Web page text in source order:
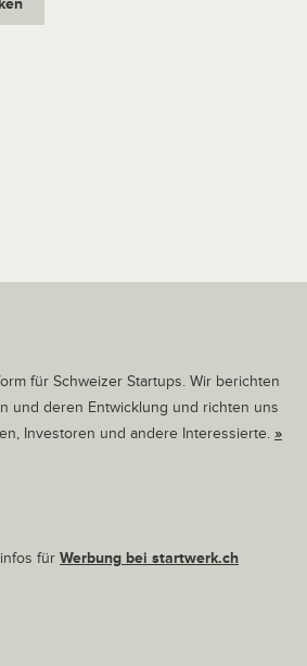
für Schweizer Startups. Wir berichten
und deren Entwicklung und richten uns
Investoren und andere Interessierte. »
für Werbung bei startwerk.ch